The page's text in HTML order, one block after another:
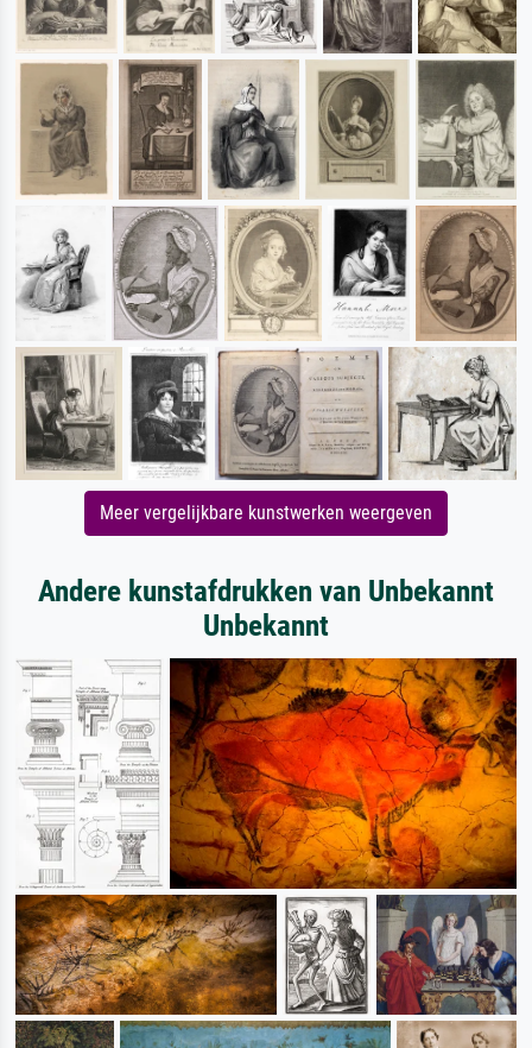
Meer vergelijkbare kunstwerken weergeven
Andere kunstafdrukken van Unbekannt
Unbekannt